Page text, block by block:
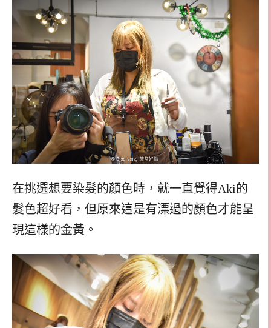
在挑選想要染髮的顏色時，就一直覺得Aki的
髮色超好看，但原來這是有漂過的顏色才能呈
現這樣的金黃。